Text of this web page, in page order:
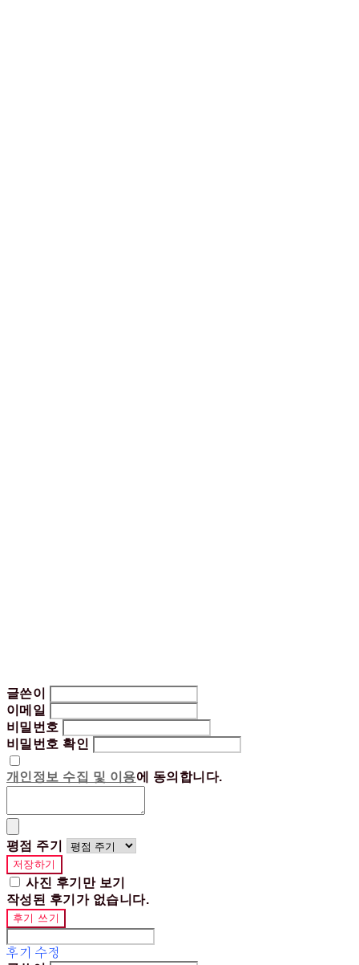
글쓴이
이메일
비밀번호
비밀번호 확인
개인정보 수집 및 이용에 동의합니다.
평점 주기
저장하기
사진 후기만 보기
작성된 후기가 없습니다.
후기 쓰기
후기 수정